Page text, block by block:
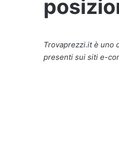
Trovaprezzi.it è uno
presenti sui siti e-